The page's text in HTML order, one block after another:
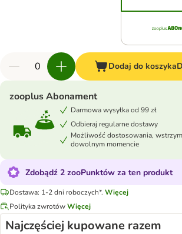
Dodaj do koszyka
zooplus Abonament
Darmowa wysyłka od 99 zł
Odbieraj regularne dostawy
Możliwość dostosowania,
dowolnym momencie
Zdobądź 2 zooPunktów za ten produkt
Dostawa: 1-2 dni roboczych*. Więcej
Polityka zwrotówWięcej
Najczęściej kupowane razem